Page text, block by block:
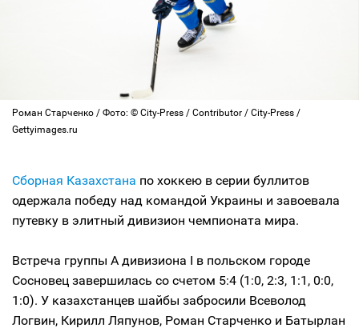
Роман Старченко / Фото: © City-Press / Contributor / City-Press /
Gettyimages.ru
Сборная Казахстана по хоккею в серии буллитов
одержала победу над командой Украины и завоевала
путевку в элитный дивизион чемпионата мира.
Встреча группы А дивизиона I в польском городе
Сосновец завершилась со счетом 5:4 (1:0, 2:3, 1:1, 0:0,
1:0). У казахстанцев шайбы забросили Всеволод
Логвин, Кирилл Ляпунов, Роман Старченко и Батырлан